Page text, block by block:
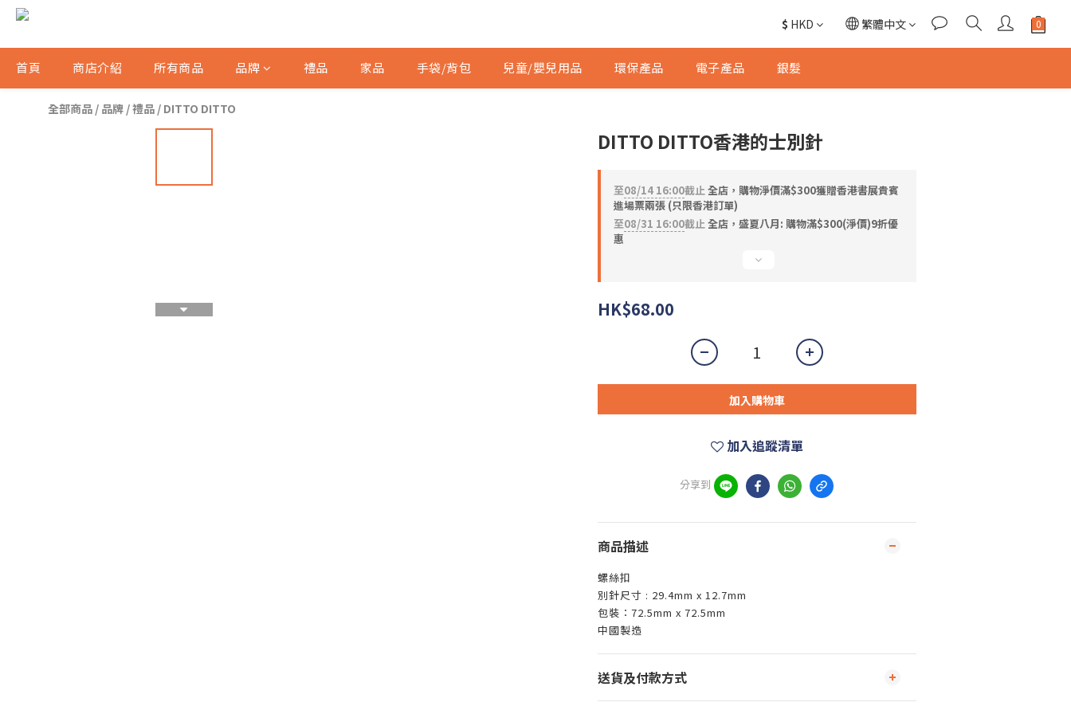
$ HKD 繁體中文
首頁 商店介紹 所有商品 品牌 禮品 家品 手袋/背包 兒童/嬰兒用品 環保產品 電子產品 銀髮
全部商品 / 品牌 /禮品 / DITTO DITTO
DITTO DITTO香港的士別針
至08/14 16:00截止全店，購物淨價滿$300獲贈香港書展貴賓
進場票兩張 (只限香港訂單)
至08/31 16:00截止全店，盛夏八月: 購物滿$300(淨價)9折優
惠
HK$68.00
加入購物車
加入追蹤清單
分享到
商品描述
螺絲扣
別針尺寸 : 29.4mm x 12.7mm
包裝：72.5mm x 72.5mm
中國製造
送貨及付款方式